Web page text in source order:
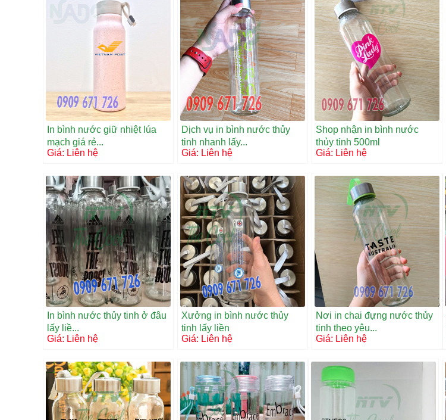
In bình nước giữ nhiệt lúa
mạch giá rẻ...
Giá: Liên hệ
Dịch vụ in bình nước thủy
tinh nhanh lấy...
Giá: Liên hệ
Shop nhận in bình nước
thủy tinh 500ml
Giá: Liên hệ
In bình nước thủy tinh ở đâu
lấy liề...
Giá: Liên hệ
Xưởng in bình nước thủy
tinh lấy liền
Giá: Liên hệ
Nơi in chai đựng nước thủy
tinh theo yêu...
Giá: Liên hệ